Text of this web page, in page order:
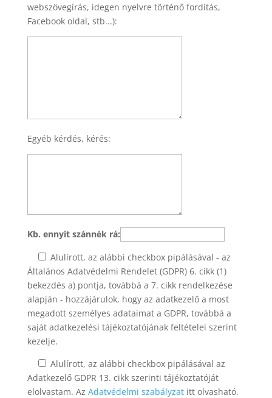
webszövegírás, idegen nyelvre történő fordítás,
Facebook oldal, stb...):
Egyéb kérdés, kérés:
Kb. ennyit szánnék rá:
Alulírott, az alábbi checkbox pipálásával - az
Általános Adatvédelmi Rendelet (GDPR) 6. cikk (1)
bekezdés a) pontja, továbbá a 7. cikk rendelkezése
alapján - hozzájárulok, hogy az adatkezelő a most
megadott személyes adataimat a GDPR, továbbá a
saját adatkezelési tájékoztatójának feltételei szerint
kezelje.
Alulírott, az alábbi checkbox pipálásával az
Adatkezelő GDPR 13. cikk szerinti tájékoztatóját
elolvastam. Az Adatvédelmi szabályzatitt olvasható.